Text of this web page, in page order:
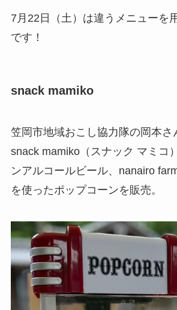
7月22日（土）は違うメニューを
です！
snack mamiko
笠岡市地域おこし協力隊の岡本さ
snack mamiko（スナック マミコ
ンアルコールビール、nanairo
を使ったポップコーンを販売。